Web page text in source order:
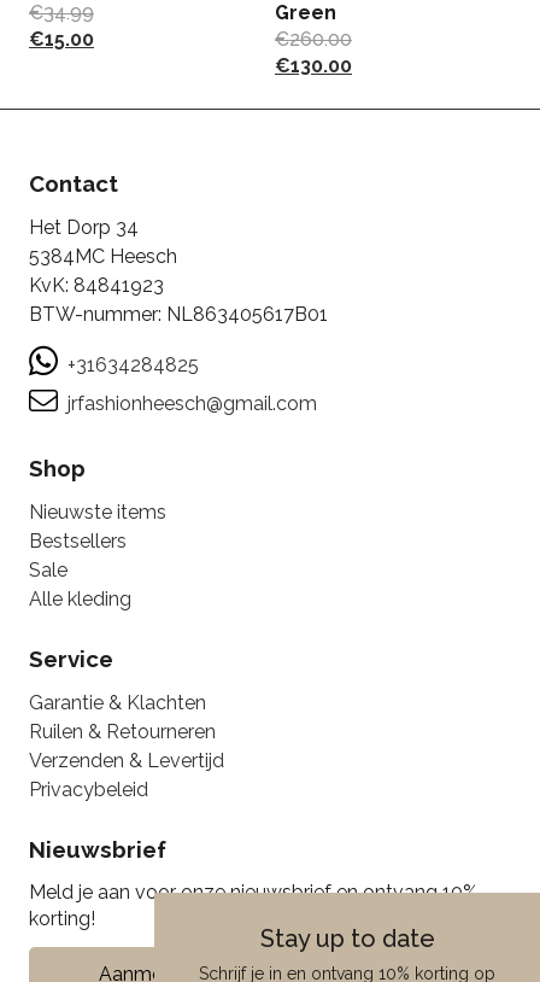
€34.99
€15.00
Green
€260.00
€130.00
Stay up to date
Schrijf je in en ontvang 10% korting op
Contact
Het Dorp 34
5384MC Heesch
KvK: 84841923
BTW-nummer: NL863405617B01
+31634284825
jrfashionheesch@gmail.com
Shop
Nieuwste items
Bestsellers
Sale
Alle kleding
Service
Garantie & Klachten
Ruilen & Retourneren
Verzenden & Levertijd
Privacybeleid
Nieuwsbrief
Meld je aan voor onze nieuwsbrief en ontvang 10%
korting!
Aanmelden